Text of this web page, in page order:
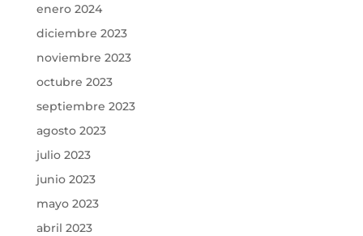
enero 2024
diciembre 2023
noviembre 2023
octubre 2023
septiembre 2023
agosto 2023
julio 2023
junio 2023
mayo 2023
abril 2023